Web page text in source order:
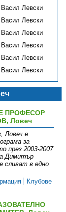
Васил Левски
Васил Левски
Васил Левски
Васил Левски
Васил Левски
Васил Левски
ПРОФЕСОР
Ловеч
Ловеч е
за
през 2003-2007
Димитър
сливат в едно
Клубове